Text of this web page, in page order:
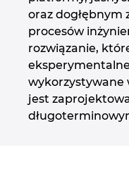
oraz dogłębnym
procesów
rozwiązanie,
wykorzystywane
jest